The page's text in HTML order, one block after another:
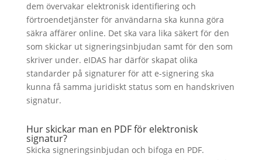
dem övervakar elektronisk identifiering och
förtroendetjänster för användarna ska kunna göra
säkra affärer online. Det ska vara lika säkert för den
som skickar ut signeringsinbjudan samt för den som
skriver under. eIDAS har därför skapat olika
standarder på signaturer för att e-signering ska
kunna få samma juridiskt status som en handskriven
signatur.
Hur skickar man en PDF för elektronisk
signatur?
Skicka signeringsinbjudan och bifoga en PDF.